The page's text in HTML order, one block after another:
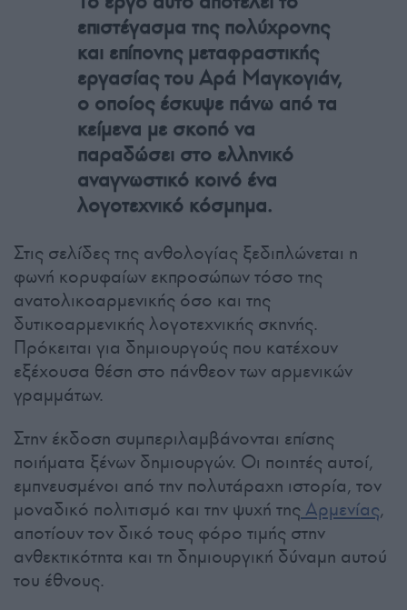
επιστέγασμα της πολύχρονης
και επίπονης μεταφραστικής
εργασίας του Αρά Μαγκογιάν,
ο οποίος έσκυψε πάνω από τα
κείμενα με σκοπό να
παραδώσει στο ελληνικό
αναγνωστικό κοινό ένα
λογοτεχνικό κόσμημα.
Στις σελίδες της ανθολογίας ξεδιπλώνεται η
φωνή κορυφαίων εκπροσώπων τόσο της
ανατολικοαρμενικής όσο και της
δυτικοαρμενικής λογοτεχνικής σκηνής.
Πρόκειται για δημιουργούς που κατέχουν
εξέχουσα θέση στο πάνθεον των αρμενικών
γραμμάτων.
Στην έκδοση συμπεριλαμβάνονται επίσης
ποιήματα ξένων δημιουργών. Οι ποιητές αυτοί,
εμπνευσμένοι από την πολυτάραχη ιστορία, τον
μοναδικό πολιτισμό και την ψυχή της Αρμενίας,
αποτίουν τον δικό τους φόρο τιμής στην
ανθεκτικότητα και τη δημιουργική δύναμη αυτού
του έθνους.